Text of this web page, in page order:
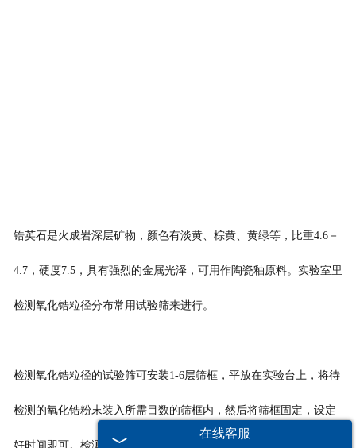
锆英石是火成岩深层矿物，颜色有淡黄、棕黄、黄绿等，比重4.6－
4.7，硬度7.5，具有强烈的金属光泽，可用作陶瓷釉原料。实验室里
检测氧化锆粒径分布常用试验筛来进行。
检测氧化锆粒径的试验筛可安装1-6层筛框，平放在实验台上，将待
检测的氧化锆粉末装入所需目数的筛框内，然后将筛框固定，设定
好时间即可。检测完以后分别称量筛上物和筛下物的重量，计算出
在线客服